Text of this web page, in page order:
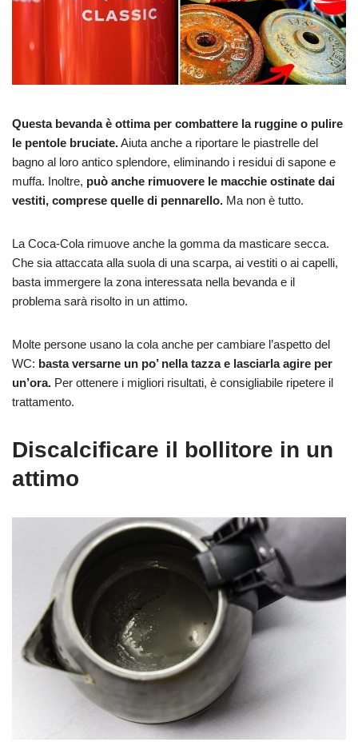
Questa bevanda è ottima per combattere la ruggine o pulire
le pentole bruciate.Aiuta anche a riportare le piastrelle del
bagno al loro antico splendore, eliminando i residui di sapone e
muffa. Inoltre, può anche rimuovere le macchie ostinate dai
vestiti, comprese quelle di pennarello. Ma non è tutto.
La Coca-Cola rimuove anche la gomma da masticare secca.
Che sia attaccata alla suola di una scarpa, ai vestiti o ai capelli,
basta immergere la zona interessata nella bevanda e il
problema sarà risolto in un attimo.
Molte persone usano la cola anche per cambiare l’aspetto del
WC: basta versarne un po’ nella tazza e lasciarla agire per
un’ora. Per ottenere i migliori risultati, è consigliabile ripetere il
trattamento.
Discalcificare il bollitore in un
attimo